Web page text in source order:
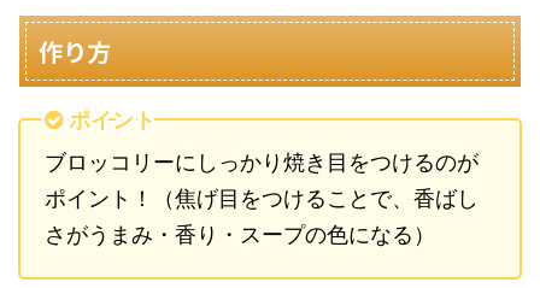
作り方
ポイント
ブロッコリーにしっかり焼き目をつけるのが
ポイント！（焦げ目をつけることで、香ばし
さがうまみ・香り・スープの色になる）